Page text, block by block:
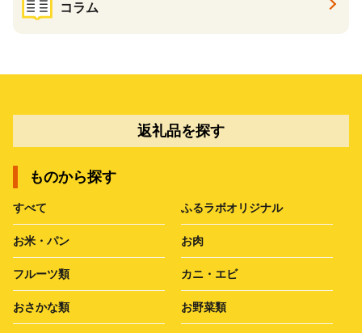
コラム
返礼品を探す
ものから探す
すべて ふるラボオリジナル
お米・パン お肉
フルーツ類 カニ・エビ
おさかな類 お野菜類